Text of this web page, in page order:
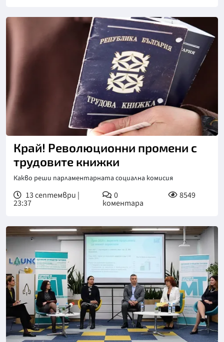
Край! Революционни промени с
трудовите книжки
Какво реши парламентарната социална комисия
13 септември |
23:37
0
коментара
8549